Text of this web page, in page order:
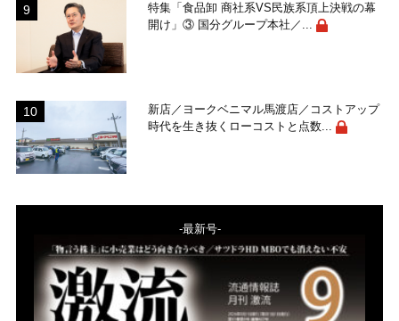
特集「食品卸 商社系VS民族系頂上決戦の幕
開け」③ 国分グループ本社／...
新店／ヨークベニマル馬渡店／コストアップ
時代を生き抜くローコストと点数...
-最新号-